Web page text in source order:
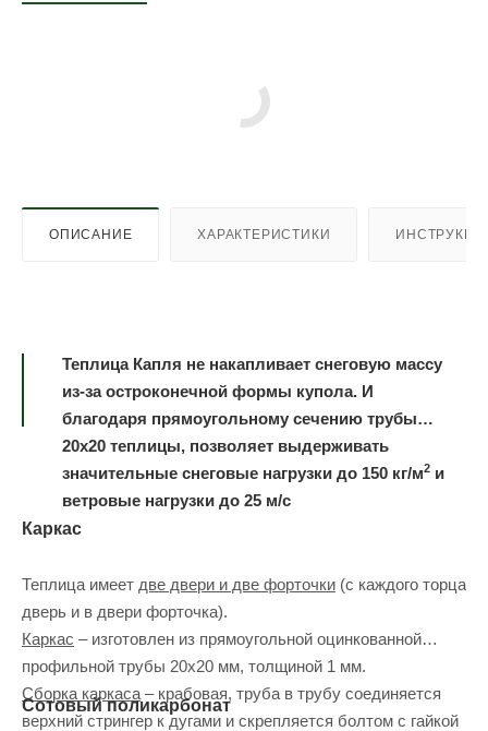
ОПИСАНИЕ ХАРАКТЕРИСТИКИ
Теплица Капля не накапливает снеговую массу
из-за остроконечной формы купола. И
благодаря прямоугольному сечению трубы
20х20 теплицы, позволяет выдерживать
значительные снеговые нагрузки до 150 кг/м2 и
ветровые нагрузки до 25 м/с
Каркас
Теплица имеет две двери и две форточки (с каждого торца
дверь и в двери форточка).
Каркас – изготовлен из прямоугольной оцинкованной
профильной трубы 20х20 мм, толщиной 1 мм.
Сборка каркаса – крабовая, труба в трубу соединяется
верхний стрингер к дугами и скрепляется болтом с гайкой
Сотовый поликарбонат